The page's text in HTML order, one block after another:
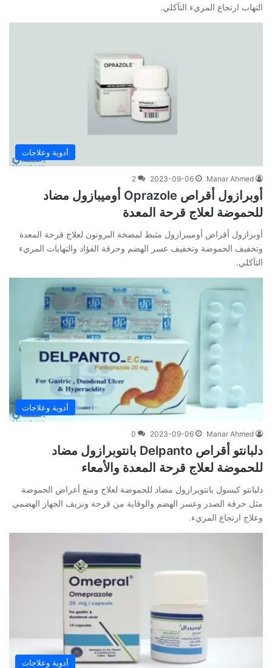
التهاب ارتجاع المريء التآكلي.
أدوية وعلاجات
Manar Ahmed
2023-09-06
2
أوبرازول أقراص Oprazole أوميبازول مضاد
للحموضة لعلاج قرحة المعدة
أوبرازول أقراص أوميبرازول مثبط لمضخة البروتون لعلاج قرحة المعدة
وتخفيف الحموضة وتخفيف عسر الهضم وحرقة الفؤاد والتهابات المريء
التآكلي.
أدوية وعلاجات
Manar Ahmed
2023-09-06
0
دلبانتو أقراص Delpanto بانتوبرازول مضاد
للحموضة لعلاج قرحة المعدة والأمعاء
دلبانتو كبسول بانتوبرازول مضاد للحموضة لعلاج ومنع أعراض الحموضة
مثل حرقة الصدر وعسر الهضم والوقاية من قرحة ونزيف الجهاز الهضمي
وعلاج ارتجاع المريء.
أدوية وعلاجات